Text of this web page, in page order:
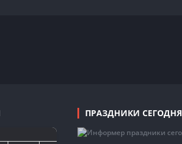
ПРАЗДНИКИ СЕГОДНЯ